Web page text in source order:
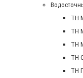
TH
TH
TH
TH
TH